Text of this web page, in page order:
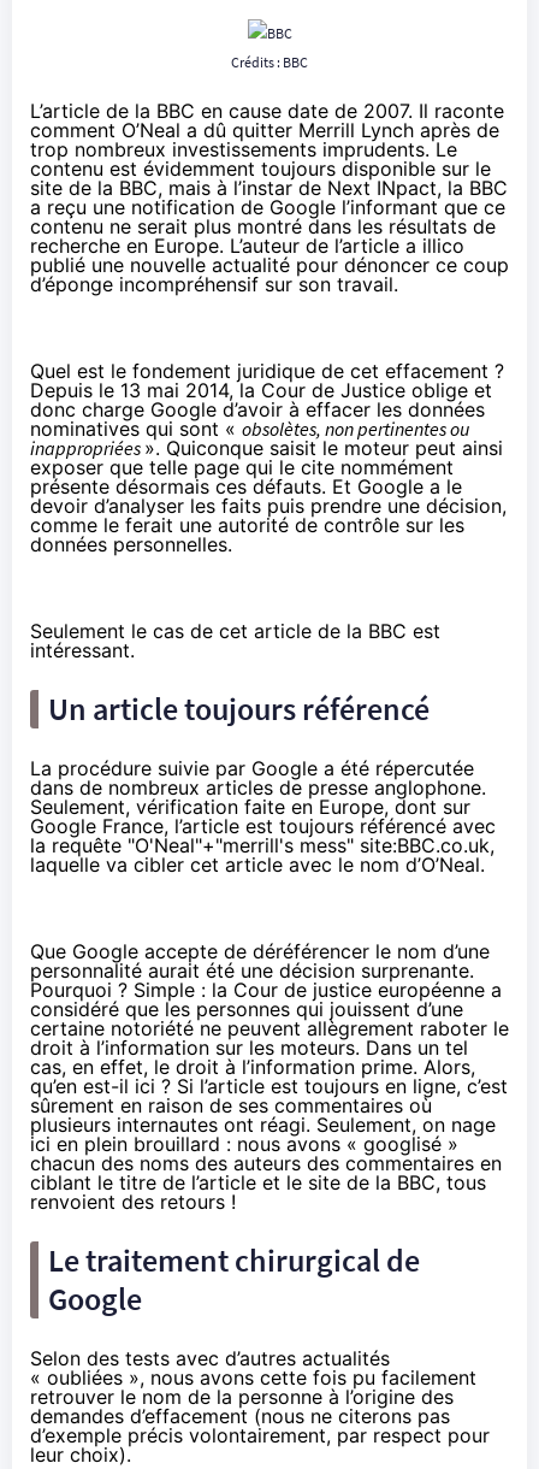
Crédits : BBC
L’article de la BBC en cause date de 2007. Il raconte
comment O’Neal a dû quitter Merrill Lynch après de
trop nombreux investissements imprudents. Le
contenu est évidemment toujours disponible sur le
site de la BBC, mais à l’instar de Next INpact, la BBC
a reçu une notification de Google l’informant que ce
contenu ne serait plus montré dans les résultats de
recherche en Europe. L’auteur de l’article a illico
publié une nouvelle actualité pour dénoncer ce coup
d’éponge incompréhensif sur son travail.
Quel est le fondement juridique de cet effacement ?
Depuis le 13 mai 2014, la Cour de Justice oblige et
donc charge Google d’avoir à effacer les données
nominatives qui sont « obsolètes, non pertinentes ou
inappropriées ». Quiconque saisit le moteur peut ainsi
exposer que telle page qui le cite nommément
présente désormais ces défauts. Et Google a le
devoir d’analyser les faits puis prendre une décision,
comme le ferait une autorité de contrôle sur les
données personnelles.
Seulement le cas de cet article de la BBC est
intéressant.
Un article toujours référencé
La procédure suivie par Google a été répercutée
dans de nombreux articles de presse anglophone.
Seulement, vérification faite en Europe, dont sur
Google France, l’article est toujours référencé avec
la requête "O'Neal"+"merrill's mess" site:BBC.co.uk,
laquelle va cibler cet article avec le nom d’O’Neal.
Que Google accepte de déréférencer le nom d’une
personnalité aurait été une décision surprenante.
Pourquoi ? Simple : la Cour de justice européenne a
considéré que les personnes qui jouissent d’une
certaine notoriété ne peuvent allègrement raboter le
droit à l’information sur les moteurs. Dans un tel
cas, en effet, le droit à l’information prime. Alors,
qu’en est-il ici ? Si l’article est toujours en ligne, c’est
sûrement en raison de ses commentaires où
plusieurs internautes ont réagi. Seulement, on nage
ici en plein brouillard : nous avons « googlisé »
chacun des noms des auteurs des commentaires en
ciblant le titre de l’article et le site de la BBC, tous
renvoient des retours !
Le traitement chirurgical de
Google
Selon des tests avec d’autres actualités
« oubliées », nous avons cette fois pu facilement
retrouver le nom de la personne à l’origine des
demandes d’effacement (nous ne citerons pas
d’exemple précis volontairement, par respect pour
leur choix).